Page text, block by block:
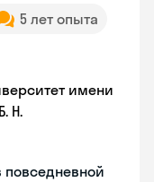
5 лет опыта
имени
Н.
повседневной